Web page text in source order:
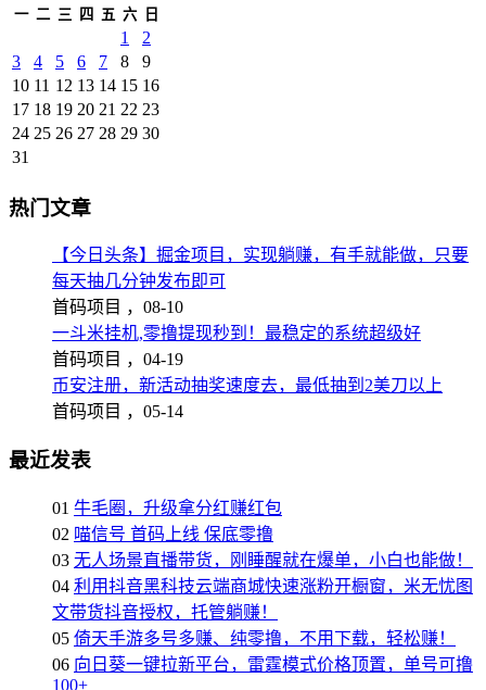
一 二 三 四 五 六 日
1
2
3
4 5 6 7 8
9
10 11 12 13 14 15 16
17 18 19 20 21 22 23
24 25 26 27 28 29 30
31
热门文章
【今日头条】掘金项目，实现躺赚，有手就能做，只要
每天抽几分钟发布即可
首码项目 ， 08-10
一斗米挂机,零撸提现秒到！最稳定的系统超级好
首码项目 ， 04-19
币安注册，新活动抽奖速度去，最低抽到2美刀以上
首码项目 ， 05-14
最近发表
01 牛毛圈，升级拿分红赚红包
02 喵信号 首码上线 保底零撸
03 无人场景直播带货，刚睡醒就在爆单，小白也能做！
04 利用抖音黑科技云端商城快速涨粉开橱窗，米无忧图
文带货抖音授权，托管躺赚！
05 倚天手游多号多赚、纯零撸，不用下载，轻松赚！
06 向日葵一键拉新平台，雷霆模式价格顶置，单号可撸
100+